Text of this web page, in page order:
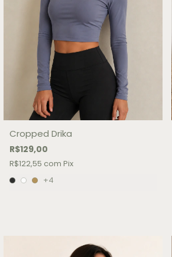
Cropped Drika
R$129,00
R$122,55 com Pix
+4